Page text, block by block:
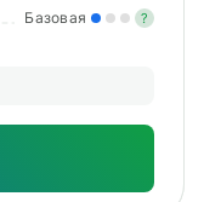
Базовая ?